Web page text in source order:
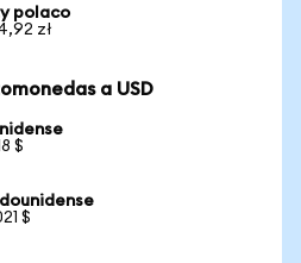
polaco
zł
a USD
$
$